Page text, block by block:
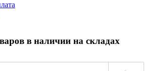
в наличии на складах